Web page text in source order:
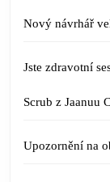
Nový návrhář
Jste zdravotní
Scrub z Jaanuu
Upozornění na